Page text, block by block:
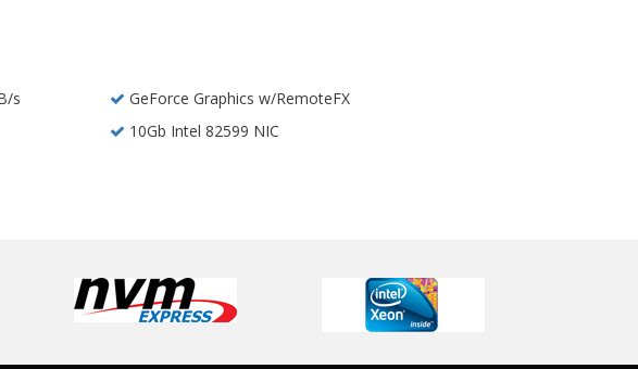
s
GeForce Graphics w/RemoteFX
10Gb Intel 82599 NIC